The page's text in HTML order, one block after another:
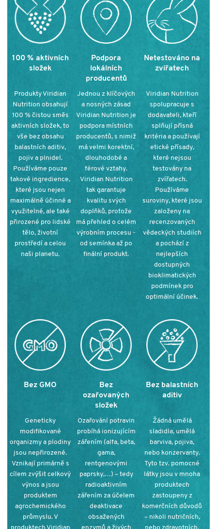
100 % aktivních
složek
Podpora
lokálních
producentů
Netestováno na
zvířatech
Produkty Viridian
Nutrition obsahují
100 % čistou směs
aktivních složek, to
vše bez obsahu
balastních aditiv,
pojiv a plnidel.
Používáme pouze
takové ingredience,
které jsou nejen
maximálně účinné a
využitelné, ale také
přirozené pro lidské
tělo, životní
prostředí a celou
naši planetu.
Jednou z klíčových
a nosných zásad
Viridian Nutrition je
podpora místních
producentů, s nimiž
má velmi korektní,
dlouhodobé a
férové vztahy.
Viridian Nutrition
tak garantuje
kvalitu svých
doplňků, protože
má přehled o celém
výrobním procesu -
od semínka až po
finální produkt.
Viridian Nutrition
spolupracuje s
dodavateli, kteří
splňují přísná
kritéria a používají
etické přísady,
které nejsou
testovány na
zvířatech.
Používáme
suroviny, které jsou
založeny na
recenzovaných
vědeckých studiích
a pochází z
nejlepších
dostupných
bioklimatických
podmínek pro
optimální účinek.
Bez GMO
Bez
ozařovaných
složek
Bez balastních
aditiv
Geneticky
modifikované
organizmy a plodiny
jsou nepřirozené.
Vznikají primárně s
cílem zvýšit celkový
výnos a jsou
produktem
agrochemického
průmyslu. V
Ozařování potravin
probíhá ionizujícím
zářením (alfa, beta,
gama,
rentgenovými
paprsky,…) – tedy
radioaktivním
zářením za účelem
deaktivace
obsažených
Žádná umělá
sladidla, umělá
barviva, pojiva,
nebo konzervanty.
Tyto tzv. pomocné
látky jsou v mnoha
produktech
zastoupeny z
komerčních důvodů
– nikoli nutričních,